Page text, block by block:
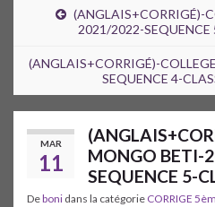
(ANGLAIS+CORRIGÉ)-
2021/2022-SEQUENCE
(ANGLAIS+CORRIGÉ)-
SEQUENCE 4-
MAR
11
MONGO BETI-
SEQUENCE 5-
Deboni dans la catégorie CORRIGE